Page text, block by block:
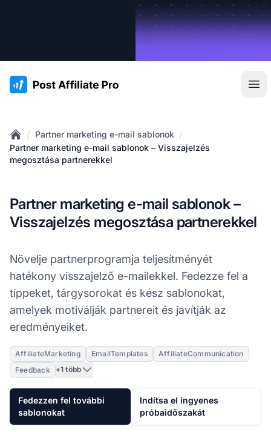
:site.title
Home
/ Partner marketing e-mail sablonok /
Partner marketing e-mail sablonok – Visszajelzés
megosztása partnerekkel
Partner marketing e-mail sablonok –
Visszajelzés megosztása partnerekkel
Növelje partnerprogramja teljesítményét
hatékony visszajelző e-mailekkel. Fedezze fel a
tippeket, tárgysorokat és kész sablonokat,
amelyek motiválják partnereit és javítják az
eredményeiket.
AffiliateMarketing EmailTemplates
AffiliateCommunication
Feedback
+1 több
Fedezzen fel további
sablonokat
Indítsa el ingyenes
próbaidőszakát